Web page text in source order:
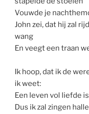
Vouwde je
John zei, dat hij zal
wang
En veegt een traan
Ik hoop, dat ik de
ik weet:
Een leven vol liefde
Dus ik zal zingen